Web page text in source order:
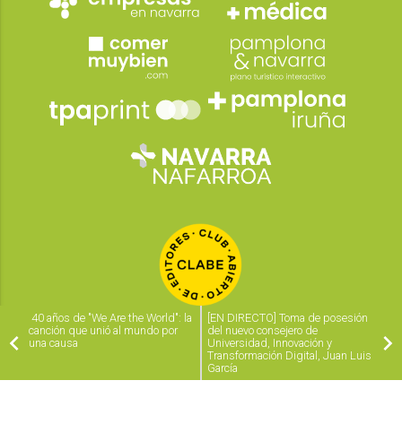
40 años de "We Are the World": la
canción que unió al mundo por
una causa
[EN DIRECTO] Toma de posesión
del nuevo consejero de
Universidad, Innovación y
Transformación Digital, Juan Luis
García